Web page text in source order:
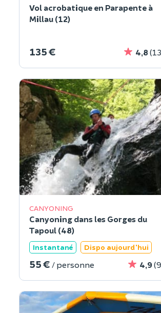
Vol acrobatique en Parapente à
Millau (12)
135 € 4,8
CANYONING
Canyoning dans les Gorges du
Tapoul (48)
Instantané Dispo aujourd'hui
55 € / personne 4,9